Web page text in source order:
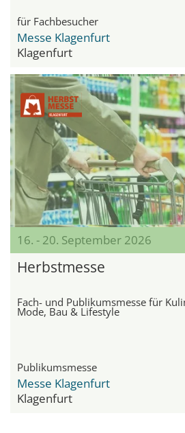
für Fachbesucher
Messe Klagenfurt
Klagenfurt
16. - 20. September 2026
Herbstmesse
Fach- und Publikumsmesse für
Mode, Bau & Lifestyle
Publikumsmesse
Messe Klagenfurt
Klagenfurt